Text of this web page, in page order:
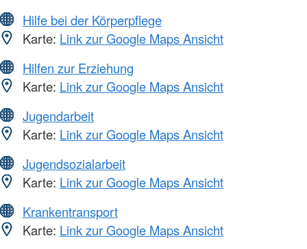
Hilfe bei der Körperpflege
Karte: Link zur Google Maps Ansicht
Hilfen zur Erziehung
Karte: Link zur Google Maps Ansicht
Jugendarbeit
Karte: Link zur Google Maps Ansicht
Jugendsozialarbeit
Karte: Link zur Google Maps Ansicht
Krankentransport
Karte: Link zur Google Maps Ansicht